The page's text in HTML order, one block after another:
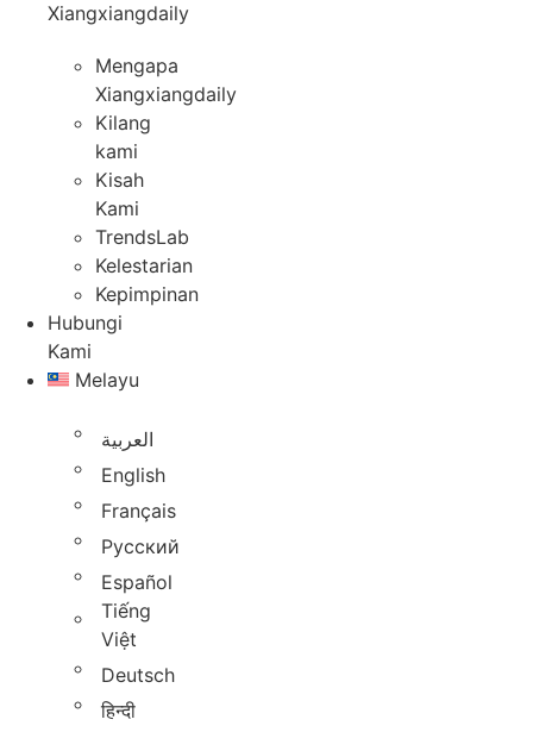
Xiangxiangdaily
Mengapa
Xiangxiangdaily
Kilang
kami
Kisah
Kami
TrendsLab
Kelestarian
Kepimpinan
Hubungi
Kami
Melayu
العربية
English
Français
Русский
Español
Tiếng
Việt
Deutsch
हिन्दी